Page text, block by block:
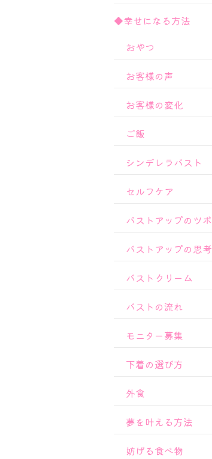
◆幸せになる方法
おやつ
お客様の声
お客様の変化
ご飯
シンデレラバスト
セルフケア
バストアップのツボ
バストアップの思考
バストクリーム
バストの流れ
モニター募集
下着の選び方
外食
夢を叶える方法
妨げる食べ物